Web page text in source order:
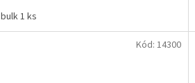
bulk 1 ks
Kód: 14300